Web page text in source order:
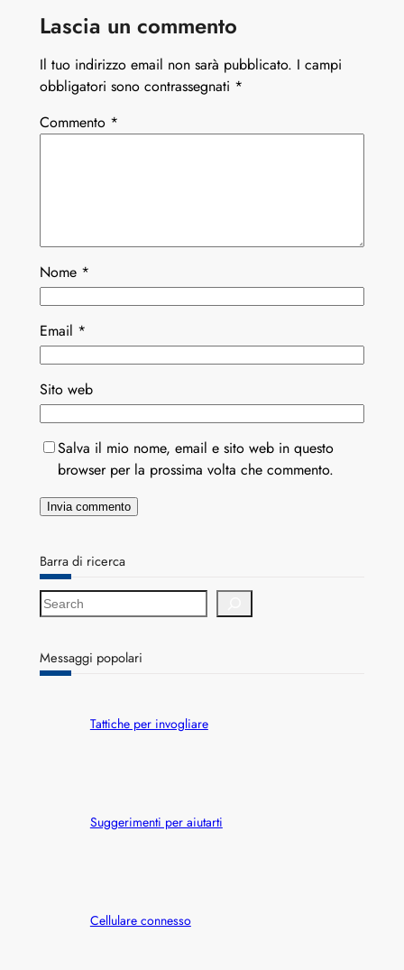
Lascia un commento
Il tuo indirizzo email non sarà pubblicato. I campi
obbligatori sono contrassegnati *
Commento *
Nome *
Email *
Sito web
Salva il mio nome, email e sito web in questo
browser per la prossima volta che commento.
Barra di ricerca
S
e
r
c
Messaggi popolari
Tattiche per invogliare
Suggerimenti per aiutarti
Cellulare connesso